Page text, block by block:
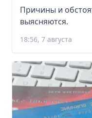
Причины и
выясняются.
18:56, 7 августа